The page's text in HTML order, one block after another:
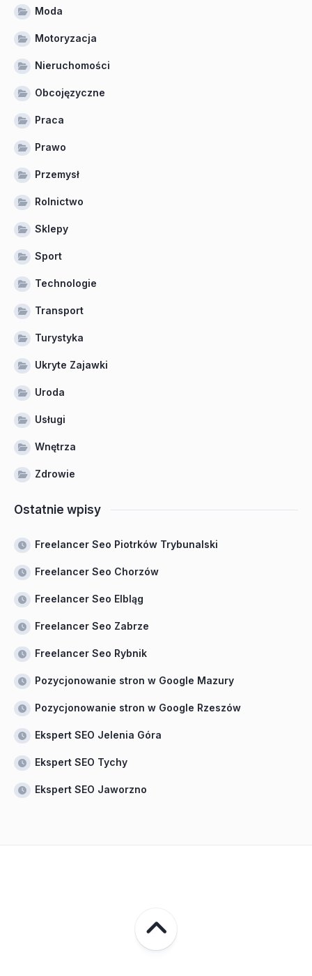
Moda
Motoryzacja
Nieruchomości
Obcojęzyczne
Praca
Prawo
Przemysł
Rolnictwo
Sklepy
Sport
Technologie
Transport
Turystyka
Ukryte Zajawki
Uroda
Usługi
Wnętrza
Zdrowie
Ostatnie wpisy
Freelancer Seo Piotrków Trybunalski
Freelancer Seo Chorzów
Freelancer Seo Elbląg
Freelancer Seo Zabrze
Freelancer Seo Rybnik
Pozycjonowanie stron w Google Mazury
Pozycjonowanie stron w Google Rzeszów
Ekspert SEO Jelenia Góra
Ekspert SEO Tychy
Ekspert SEO Jaworzno